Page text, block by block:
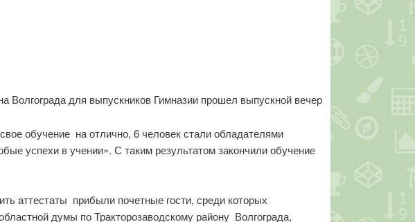
Волгограда для выпускников Гимназии прошел выпускной вечер
обучение на отлично, 6 человек стали обладателями
успехи в учении». С таким результатом закончили обучение
аттестаты прибыли почетные гости, среди которых
думы по Тракторозаводскому району Волгограда,